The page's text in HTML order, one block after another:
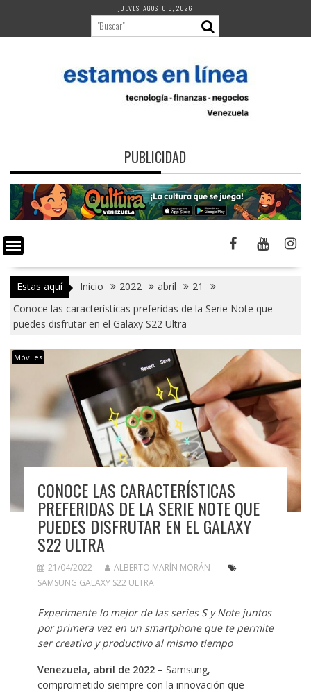
contenido
JUEVES, AGOSTO 6, 2026
PUBLICIDAD
Estas aquí Inicio 2022 abril
21
Conoce las características preferidas de la Serie Note que
puedes disfrutar en el Galaxy S22 Ultra
Móviles
CONOCE LAS CARACTERÍSTICAS
PREFERIDAS DE LA SERIE NOTE QUE
PUEDES DISFRUTAR EN EL GALAXY
S22 ULTRA
21/04/2022
ALBERTO MARÍN MORÁN
SAMSUNG GALAXY S22 ULTRA
Experimente lo mejor de las series S y Note juntos
por primera vez en un smartphone que te permite
ser creativo y productivo al mismo tiempo
Venezuela, abril de 2022– Samsung,
comprometido siempre con la innovación que